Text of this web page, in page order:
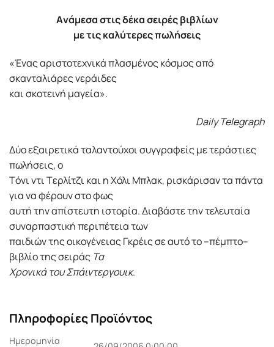
Aνάμεσα στις δέκα σειρές βιβλίων
με τις καλύτερες πωλήσεις
«Ένας αριστοτεχνικά πλασμένος κόσμος από
σκανταλιάρες νεράιδες
και σκοτεινή μαγεία».
Daily Telegraph
Δύο εξαιρετικά ταλαντούχοι συγγραφείς με τεράστιες
πωλήσεις, ο
Tόνι ντι Tερλίτζι και η Xόλι Mπλακ, ρισκάρισαν τα πάντα
για να φέρουν στο φως
αυτή την απίστευτη ιστορία. Διαβάστε την τελευταία
συναρπαστική περιπέτεια των
παιδιών της οικογένειας Γκρέις σε αυτό το –πέμπτο–
βιβλίο της σειράς Τα
Xρονικά του Σπάιντεργουικ.
Πληροφορίες Προϊόντος
Ημερομηνία